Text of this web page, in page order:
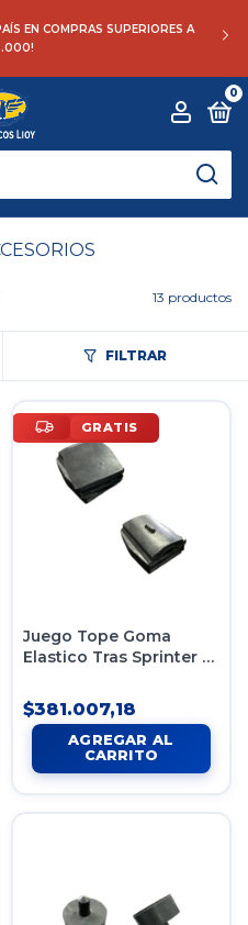
EN COMPRAS SUPERIORES A
0
13 productos
FILTRAR
GRATIS
Juego Tope Goma
Elastico Tras Sprinter -
$381.007,18